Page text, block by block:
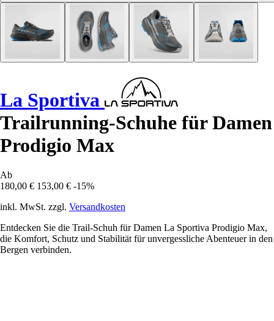
La Sportiva
Trailrunning-Schuhe für Damen
Prodigio Max
Ab
180,00 € 153,00 € -15%
inkl. MwSt. zzgl. Versandkosten
Entdecken Sie die Trail-Schuh für Damen La Sportiva Prodigio Max,
die Komfort, Schutz und Stabilität für unvergessliche Abenteuer in den
Bergen verbinden.